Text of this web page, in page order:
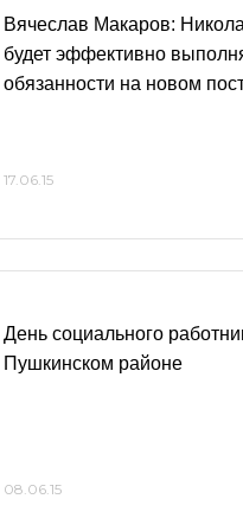
Вячеслав Макаров:
будет эффективно
обязанности на новом
17.06.15
День социального
Пушкинском районе
08.06.15